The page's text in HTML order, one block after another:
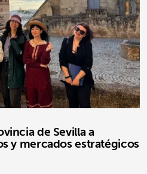
de Sevilla a
y mercados estratégicos